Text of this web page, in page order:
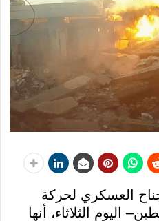
العسكري لحركة
اليوم الثلاثاء، أنها